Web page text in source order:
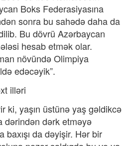
Boks Federasiyasına
sonra bu sahədə daha da
Bu dövrü Azərbaycan
hesab etmək olar.
növündə Olimpiya
edəcəyik”.
illəri
ki, yaşın üstünə yaş gəldikcə
dərindən dərk etməyə
baxışı da dəyişir. Hər bir